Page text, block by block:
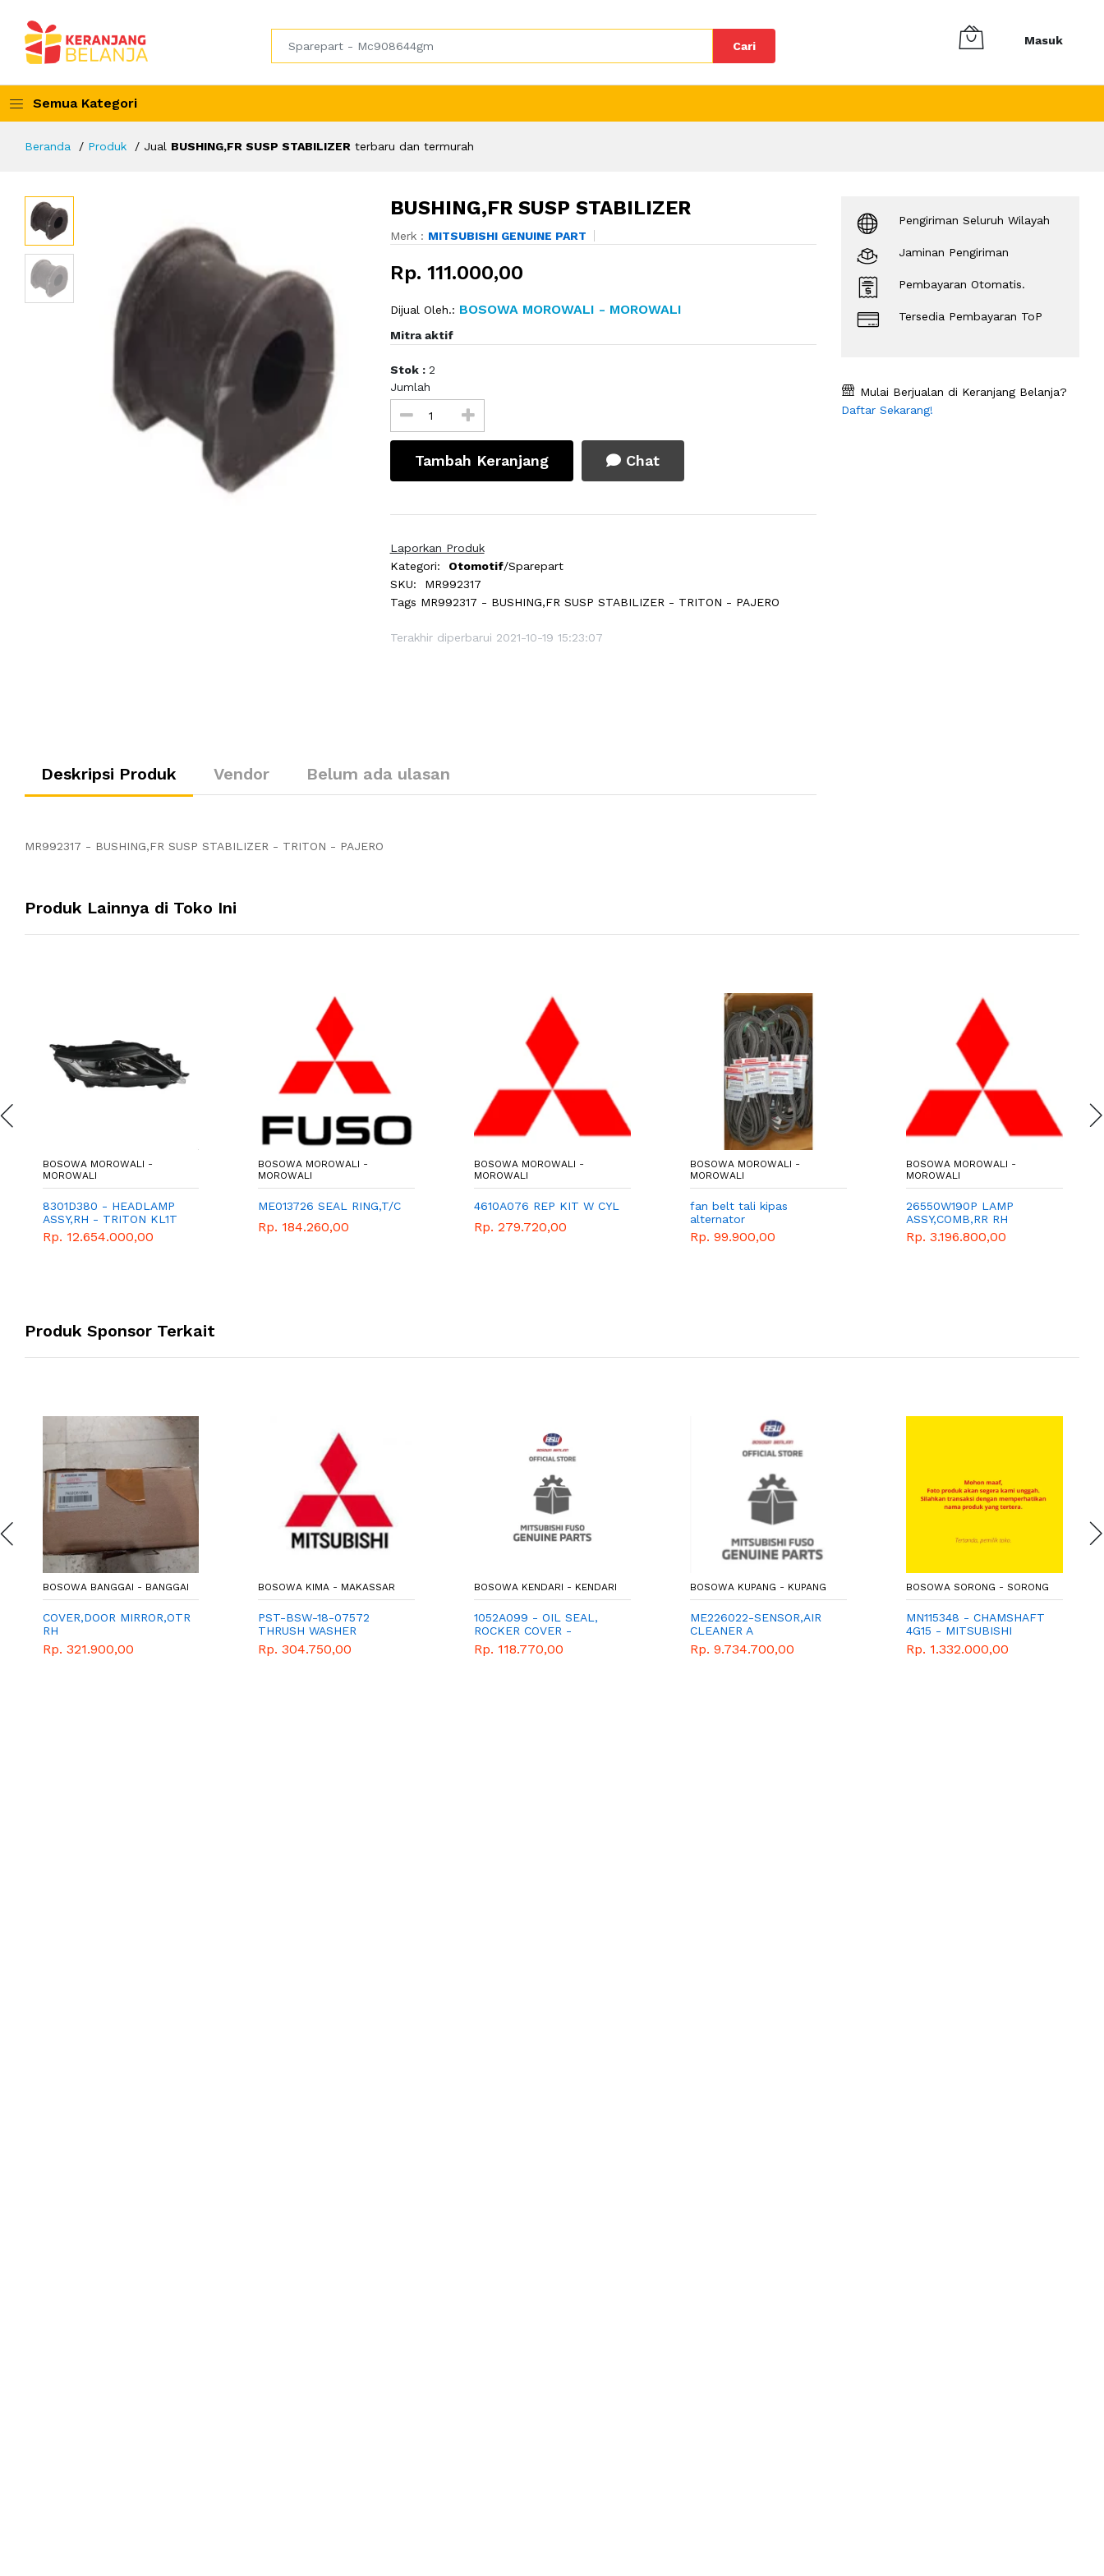
Cari Masuk
Semua Kategori
Beranda Produk Jual BUSHING,FR SUSP STABILIZER terbaru dan termurah
BUSHING,FR SUSP STABILIZER
Merk : MITSUBISHI GENUINE PART
Rp. 111.000,00
Dijual Oleh.: BOSOWA MOROWALI - MOROWALI
Mitra aktif
Stok : 2
Jumlah
Tambah Keranjang Chat
Laporkan Produk
Kategori:
Otomotif/Sparepart
SKU:
MR992317
Tags MR992317 - BUSHING,FR SUSP STABILIZER - TRITON - PAJERO
Terakhir diperbarui 2021-10-19 15:23:07
Deskripsi Produk Vendor Belum ada ulasan
MR992317 - BUSHING,FR SUSP STABILIZER - TRITON - PAJERO
Pengiriman Seluruh Wilayah
Jaminan Pengiriman
Pembayaran Otomatis.
Tersedia Pembayaran ToP
Mulai Berjualan di Keranjang Belanja?
Daftar Sekarang!
Produk Lainnya di Toko Ini
BOSOWA MOROWALI -
MOROWALI
8301D380 - HEADLAMP
ASSY,RH - TRITON KL1T
Rp. 12.654.000,00
BOSOWA MOROWALI -
MOROWALI
ME013726 SEAL RING,T/C
Rp. 184.260,00
BOSOWA MOROWALI -
MOROWALI
4610A076 REP KIT W CYL
Rp. 279.720,00
BOSOWA MOROWALI -
MOROWALI
fan belt tali kipas
alternator
Rp. 99.900,00
BOSOWA MOROWALI -
MOROWALI
26550W190P LAMP
ASSY,COMB,RR RH
Rp. 3.196.800,00
Produk Sponsor Terkait
BOSOWA BANGGAI - BANGGAI
COVER,DOOR MIRROR,OTR
RH
Rp. 321.900,00
BOSOWA KIMA - MAKASSAR
PST-BSW-18-07572
THRUSH WASHER
Rp. 304.750,00
BOSOWA KENDARI - KENDARI
1052A099 - OIL SEAL,
ROCKER COVER -
MITSUBISHI - GENUINE
Rp. 118.770,00
BOSOWA KUPANG - KUPANG
ME226022-SENSOR,AIR
CLEANER A
Rp. 9.734.700,00
BOSOWA SORONG - SORONG
MN115348 - CHAMSHAFT
4G15 - MITSUBISHI
GENUINE PARTS
Rp. 1.332.000,00